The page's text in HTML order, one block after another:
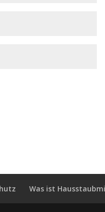
Was ist